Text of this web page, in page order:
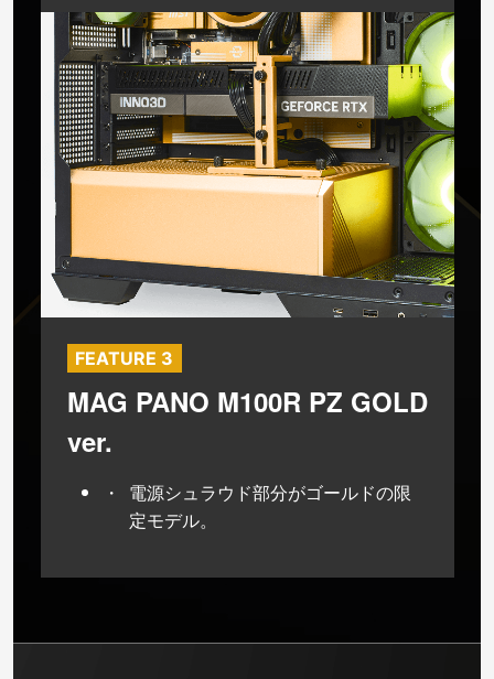
FEATURE 3
MAG PANO M100R PZ GOLD
ver.
電源シュラウド部分がゴールドの限
定モデル。